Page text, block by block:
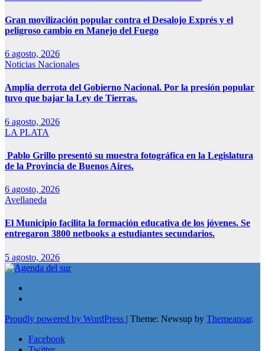
Gran movilización popular contra el Desalojo Exprés y el
peligroso cambio en Manejo del Fuego
6 agosto, 2026
Noticias Nacionales
Amplia derrota del Gobierno Nacional. Por la presión popular
tuvo que bajar la Ley de Tierras.
6 agosto, 2026
LA PLATA
Pablo Grillo presentó su muestra fotográfica en la Legislatura
de la Provincia de Buenos Aires.
6 agosto, 2026
Avellaneda
El Municipio facilita la formación educativa de los jóvenes. Se
entregaron 3800 netbooks a estudiantes secundarios.
5 agosto, 2026
Proudly powered by WordPress | Theme: Newsup by Themeansar.
Facebook